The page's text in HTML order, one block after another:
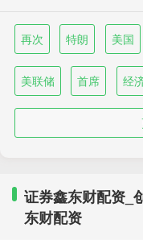
再次 特朗 美国
美联储 首席 经
证券鑫东财配资_
东财配资